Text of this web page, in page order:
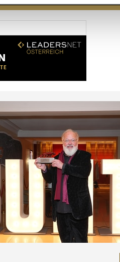
Funktionen für soziale
weiter. Unsere Partner
haben oder die sie im